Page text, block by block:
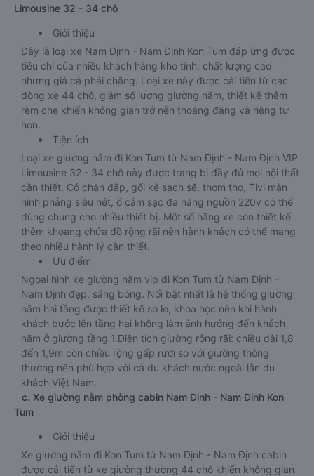
Limousine 32 - 34 chỗ
Giới thiệu
Đây là loại xe Nam Định - Nam Định Kon Tum đáp ứng được
tiêu chí của nhiều khách hàng khó tính: chất lượng cao
nhưng giá cả phải chăng. Loại xe này được cải tiến từ các
dòng xe 44 chỗ, giảm số lượng giường nằm, thiết kế thêm
rèm che khiến không gian trở nên thoáng đãng và riêng tư
hơn.
Tiện ích
Loại xe giường nằm đi Kon Tum từ Nam Định - Nam Định VIP
Limousine 32 - 34 chỗ này được trang bị đầy đủ mọi nội thất
cần thiết. Có chăn đắp, gối kê sạch sẽ, thơm tho, Tivi màn
hình phẳng siêu nét, ổ cắm sạc đa năng nguồn 220v có thể
dùng chung cho nhiều thiết bị. Một số hãng xe còn thiết kế
thêm khoang chứa đồ rộng rãi nên hành khách có thể mang
theo nhiều hành lý cần thiết.
Ưu điểm
Ngoại hình xe giường nằm vip đi Kon Tum từ Nam Định -
Nam Định đẹp, sáng bóng. Nổi bật nhất là hệ thống giường
nằm hai tầng được thiết kế so le, khoa học nên khi hành
khách bước lên tầng hai không làm ảnh hưởng đến khách
nằm ở giường tầng 1.Diện tích giường rộng rãi: chiều dài 1,8
đến 1,9m còn chiều rộng gấp rưỡi so với giường thông
thường nên phù hợp với cả du khách nước ngoài lẫn du
khách Việt Nam.
c. Xe giường nằm phòng cabin Nam Định - Nam Định Kon
Tum
Giới thiệu
Xe giường nằm đi Kon Tum từ Nam Định - Nam Định cabin
được cải tiến từ xe giường thường 44 chỗ khiến không gian